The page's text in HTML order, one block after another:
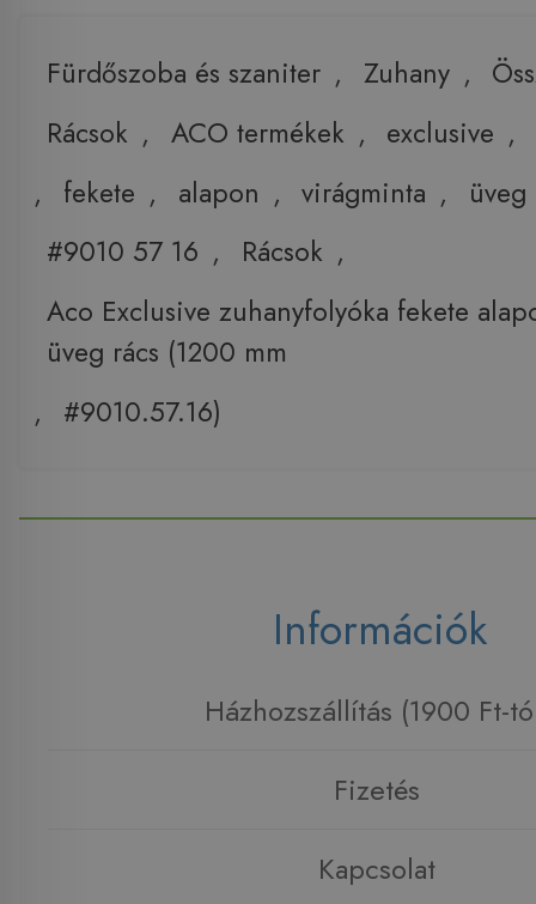
Fürdőszoba és szaniter , Zuhany ,
Rácsok , ACO termékek , exclusive ,
,
fekete , alapon , virágminta ,
üveg
#9010 57 16 , Rácsok ,
Aco Exclusive zuhanyfolyóka fekete
üveg rács (1200 mm
,
#9010.57.16)
Információk
Házhozszállítás (1900 Ft-
Fizetés
Kapcsolat